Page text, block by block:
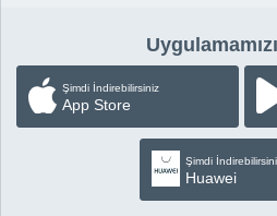
Şimdi İndirebilirsiniz
App Store
Şimdi
Huawei